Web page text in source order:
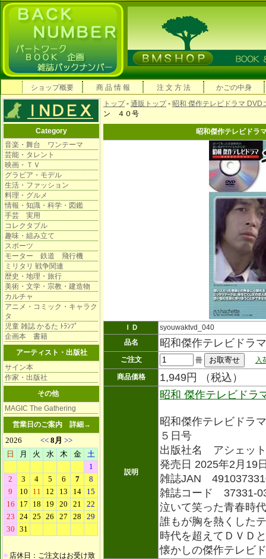
ショップ概要 商 品 情 報 注 文 方 法 かごの中身
Category
音楽・舞台 ワンテーマ
芸能・タレント
映画・ＴＶ
グラビア・モデル
生活・ファッション
料理・グルメ
情報・知識・科学・図鑑
手芸 実用
コレクタブル
趣味・組み立て
スポーツ
モーター 鉄道 飛行機
ミリタリ 戦争関連
歴史・地理・旅行
美術・文学・宗教・建造物
カルチャ
アニメ・コミック・キャラク
タ
児童 雑誌 かるた ﾄﾗﾝﾌﾟ
企画本 書籍
アーティスト・出版社
サイン本
作家・出版社
その他
MAGIC The Gathering
営業日のご案内 詳細→
■ 店休日：ご注文はお受け致
トップ- 通販トップ- 昭和 傑作テレビドラマ DVD
ン ４０号
昭和傑作テレビドラ
ＩＤ
syouwaktvd_040
品名
昭和傑作テレビドラ
ご注文 冊
入
商品価格
1,949円 （税込）
説明
昭和 傑作テレビド
昭和傑作テレビドラ
５日号
出版社名 アシェッ
発売日 2025年2月19
雑誌JAN
雑誌コード 37331-
泣いて笑った青春時
誰もが胸を熱くした
時代を超えてＤＶＤ
懐かしの傑作テレビ